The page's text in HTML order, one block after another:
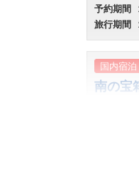
予約期間
旅行期間
国内宿泊
南の宝